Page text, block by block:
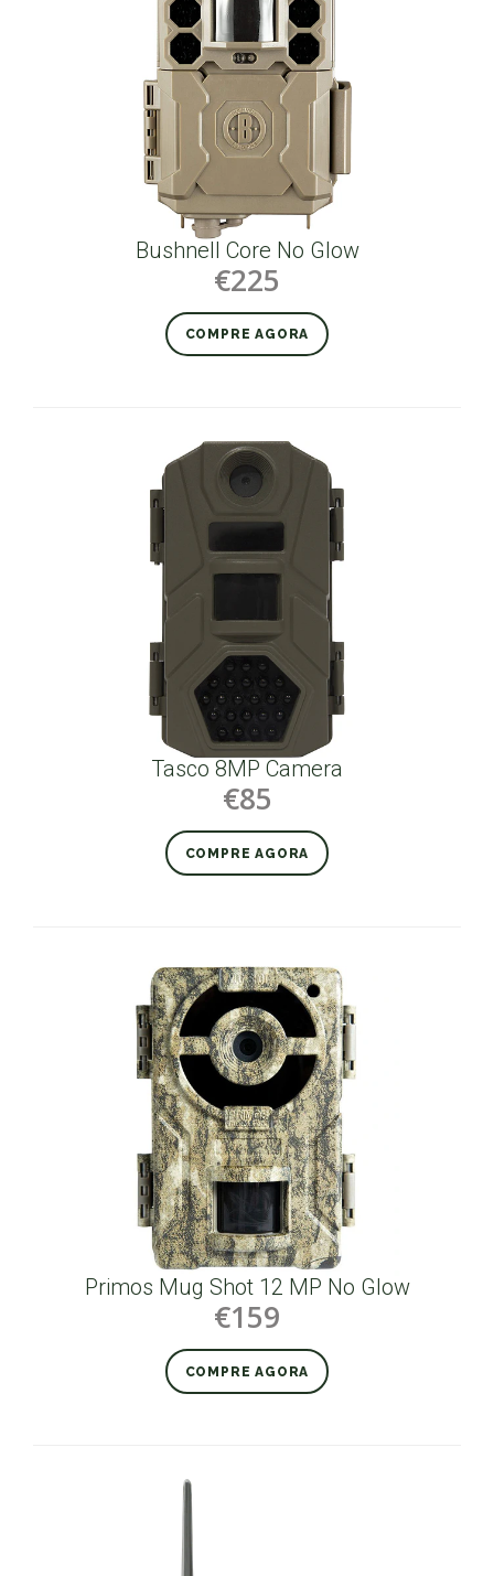
Bushnell Core No Glow
€225
COMPRE AGORA
Tasco 8MP Camera
€85
COMPRE AGORA
Primos Mug Shot 12 MP No Glow
€159
COMPRE AGORA